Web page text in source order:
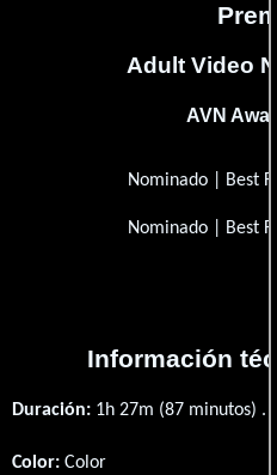
Adult Video
AVN
Nominado | Best
Nominado | Best
Información
Duración: 1h 27m (87 minutos) .
Color: Color